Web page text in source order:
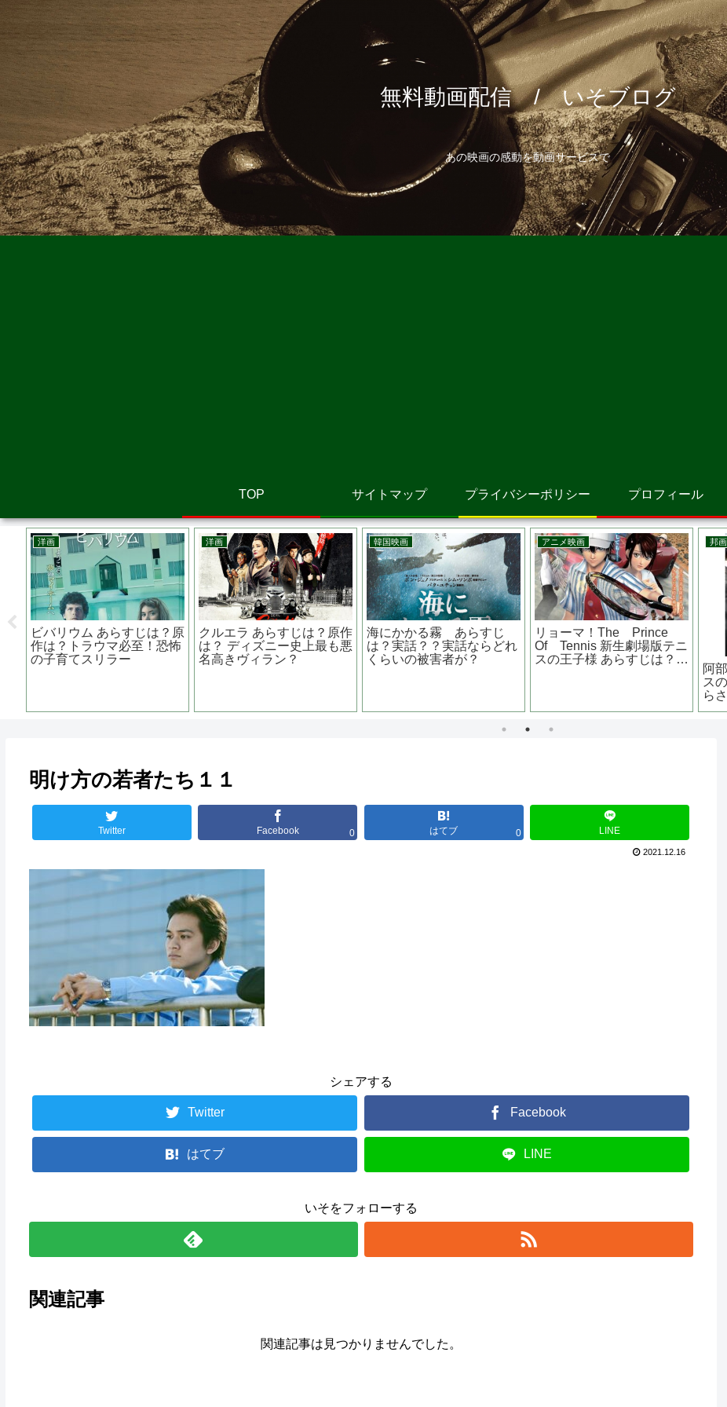
無料動画配信 / いそブログ
あの映画の感動を動画サービスで
TOP サイトマップ プライバシーポリシー プロフィール
かった者たちへ あ
？原作は？ロケ地
七里のミステリー
邦画
痛くない死に方~在宅医と
患者と家族の物語~あらす
じは？原作は？監督 高橋
韓国映画
V.I.P修羅の獣たち あらす
じは？キャストは？国家権
力がドラ息子に振り回され
洋画
Ｇ．Ｉ．ジョー 漆黒のス
ネークアイズ あらすじは？
キャストは？ 日本のロケ地
洋画
野良人間 獣に
子どもたち あら
話？メキシコ製
明け方の若者たち１１
Twitter Facebook 0 はてブ 0 LINE
2021.12.16
シェアする
Twitter Facebook
はてブ LINE
いそをフォローする
関連記事
関連記事は見つかりませんでした。